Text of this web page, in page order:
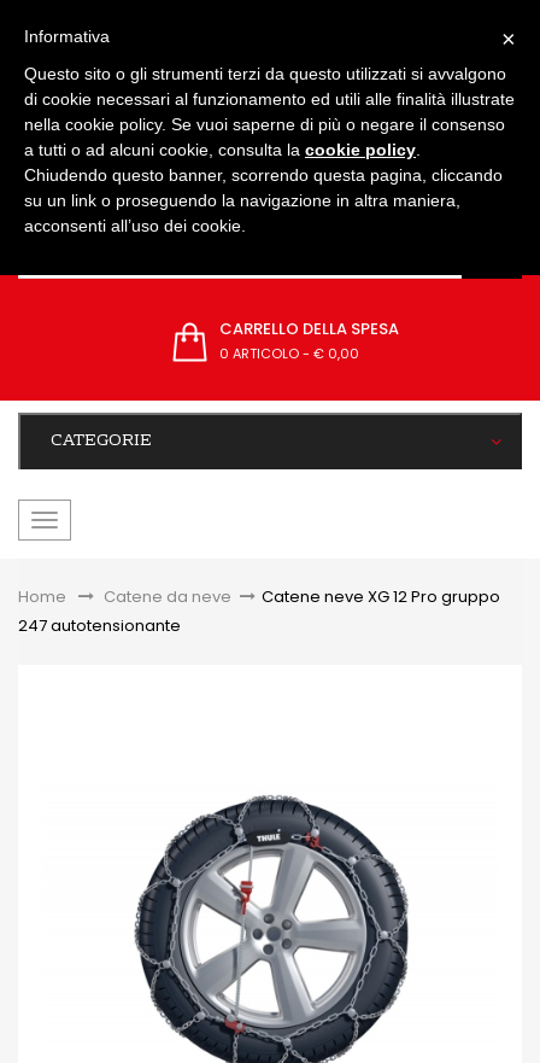
CARRELLO DELLA SPESA
0 ARTICOLO- € 0,00
CATEGORIE
navigazione
Home &gt;Catene da neve > Catene neve XG 12 Pro gruppo
247 autotensionante
×
Informativa
Questo sito o gli strumenti terzi da questo utilizzati si avvalgono
di cookie necessari al funzionamento ed utili alle finalità illustrate
nella cookie policy. Se vuoi saperne di più o negare il consenso
a tutti o ad alcuni cookie, consulta la cookie policy
Chiudendo questo banner, scorrendo questa pagina, cliccando
su un link o proseguendo la navigazione in altra maniera,
acconsenti all’uso dei cookie.